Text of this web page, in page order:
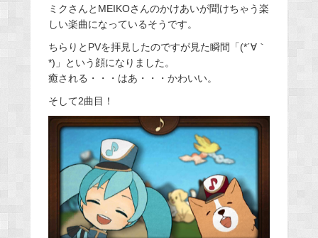
ミクさんとMEIKOさんのかけあいが聞けちゃう楽
しい楽曲になっているそうです。
ちらりとPVを拝見したのですが見た瞬間「(*´∀｀
*)」という顔になりました。
癒される・・・はあ・・・かわいい。
そして2曲目！